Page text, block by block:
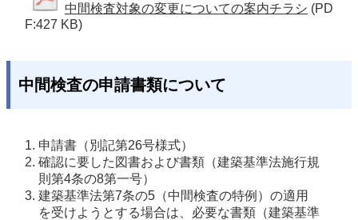
中間検査対象の変更についての案内チラシ (PD
F:427 KB)
中間検査の申請書類について
申請書（別記第26号様式）
確認に要した図書および書類（建築基準法施行規
則第4条の8第一号）
建築基準法第7条の5（中間検査の特例）の適用
を受けようとする場合は、必要な書類（建築基準